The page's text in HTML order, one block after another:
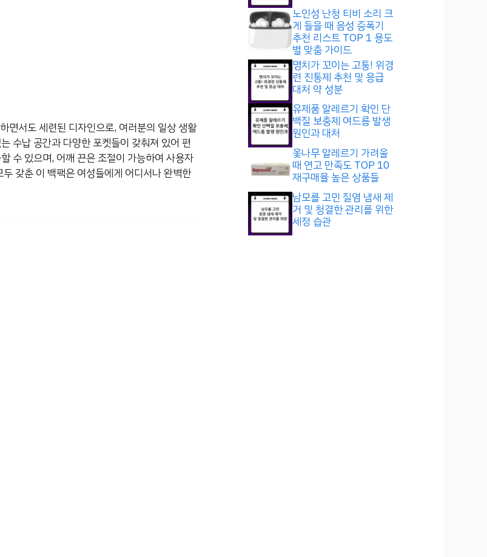
면서도 세련된 디자인으로, 여러분의 일상 생활
수납 공간과 다양한 포켓들이 갖춰져 있어 편
수 있으며, 어깨 끈은 조절이 가능하여 사용자
갖춘 이 백팩은 여성들에게 어디서나 완벽한
노인성 난청 티비 소리 크
게 들을 때 음성 증폭기
추천 리스트 TOP 1 용도
별 맞춤 가이드
명치가 꼬이는 고통! 위경
련 진통제 추천 및 응급
대처 약 성분
유제품 알레르기 확인 단
백질 보충제 여드름 발생
원인과 대처
옻나무 알레르기 가려울
때 연고 만족도 TOP 10
재구매율 높은 상품들
남모를 고민 질염 냄새 제
거 및 청결한 관리를 위한
세정 습관